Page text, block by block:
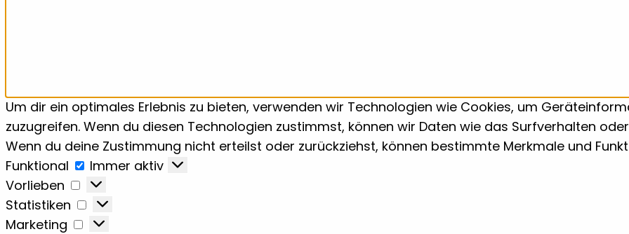
Um dir ein optimales Erlebnis zu bieten, verwenden wir Technologien wie Cookies, um
zuzugreifen. Wenn du diesen Technologien zustimmst, können wir Daten wie das Surfverhalten
Wenn du deine Zustimmung nicht erteilst oder zurückziehst, können bestimmte Merkmale und
Funktional
Funktional
Immer aktiv
Vorlieben
Vorlieben
Statistiken
Statistiken
Marketing
Marketing